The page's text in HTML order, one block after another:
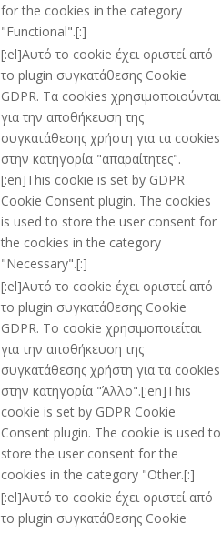
for the cookies in the category
"Functional".[:]
[:el]Αυτό το cookie έχει οριστεί από
το plugin συγκατάθεσης Cookie
GDPR. Τα cookies χρησιμοποιούνται
για την αποθήκευση της
συγκατάθεσης χρήστη για τα cookies
στην κατηγορία "απαραίτητες".
[:en]This cookie is set by GDPR
Cookie Consent plugin. The cookies
is used to store the user consent for
the cookies in the category
"Necessary".[:]
[:el]Αυτό το cookie έχει οριστεί από
το plugin συγκατάθεσης Cookie
GDPR. Το cookie χρησιμοποιείται
για την αποθήκευση της
συγκατάθεσης χρήστη για τα cookies
στην κατηγορία "Άλλο".[:en]This
cookie is set by GDPR Cookie
Consent plugin. The cookie is used to
store the user consent for the
cookies in the category "Other.[:]
[:el]Αυτό το cookie έχει οριστεί από
το plugin συγκατάθεσης Cookie